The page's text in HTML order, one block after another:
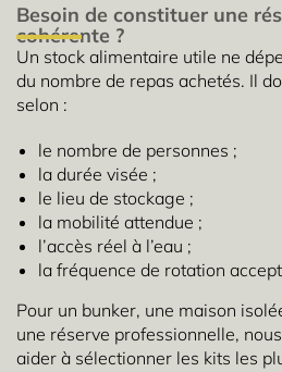
Besoin de constituer une
cohérente ?
Un stock alimentaire utile ne
du nombre de repas achetés. Il
selon :
le nombre de personnes ;
la durée visée ;
le lieu de stockage ;
la mobilité attendue ;
l’accès réel à l’eau ;
la fréquence de rotation
Pour un bunker, une maison
une réserve professionnelle,
aider à sélectionner les kits les